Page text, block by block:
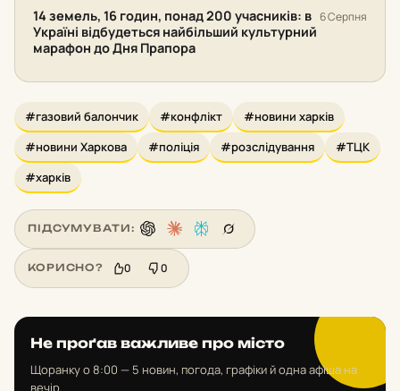
14 земель, 16 годин, понад 200 учасників: в
Україні відбудеться найбільший культурний
марафон до Дня Прапора
6 Серпня
#газовий балончик #конфлікт
#новини харків
#новини Харкова
#поліція #розслідування
#ТЦК
#харків
ПІДСУМУВАТИ:
КОРИСНО? 0 0
Не проґав важливе про місто
Щоранку о 8:00 — 5 новин, погода, графіки й одна афіша на
вечір.